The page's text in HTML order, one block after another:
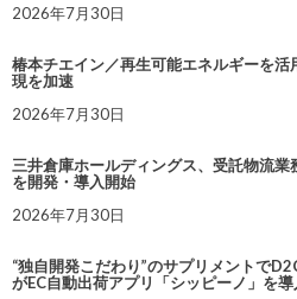
2026年7月30日
椿本チエイン／再生可能エネルギーを
現を加速
2026年7月30日
三井倉庫ホールディングス、受託物流業
を開発・導入開始
2026年7月30日
“独自開発こだわり”のサプリメントで
がEC自動出荷アプリ「シッピーノ」を導